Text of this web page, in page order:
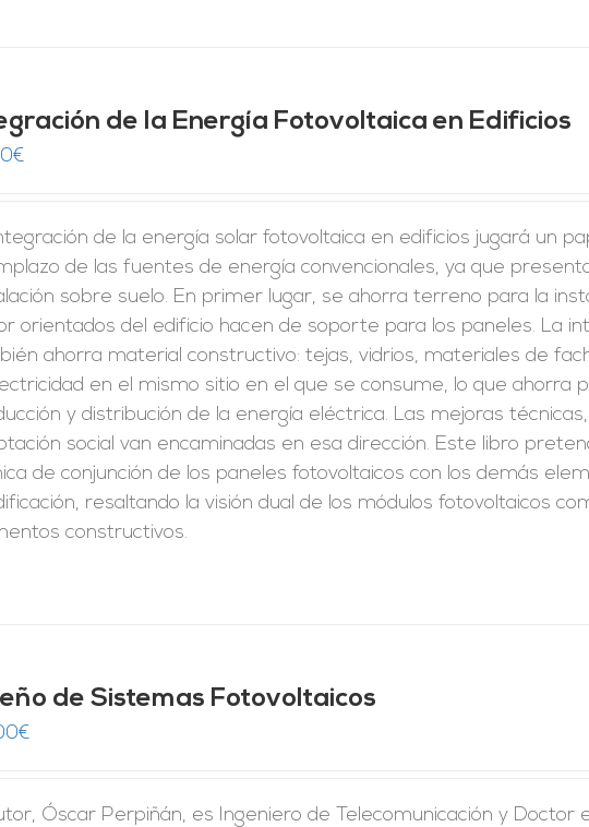
de la Energía Fotovoltaica en Edificios
€
de la energía solar fotovoltaica en edificios jugará un
de las fuentes de energía convencionales, ya que
sobre suelo. En primer lugar, se ahorra terreno para la
orientados del edificio hacen de soporte para los paneles. La
ahorra material constructivo: tejas, vidrios, materiales de
en el mismo sitio en el que se consume, lo que ahorra
y distribución de la energía eléctrica. Las mejoras
social van encaminadas en esa dirección. Este libro
de conjunción de los paneles fotovoltaicos con los demás
resaltando la visión dual de los módulos fotovoltaicos
constructivos.
de Sistemas Fotovoltaicos
€
Óscar Perpiñán, es Ingeniero de Telecomunicación y Doctor